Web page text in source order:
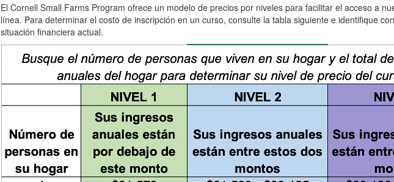
El Cornell Small Farms Program ofrece un modelo de precios por niveles para facilitar el acceso a
línea. Para determinar el costo de inscripción en un curso, consulte la tabla siguiente e identifique
situación financiera actual.